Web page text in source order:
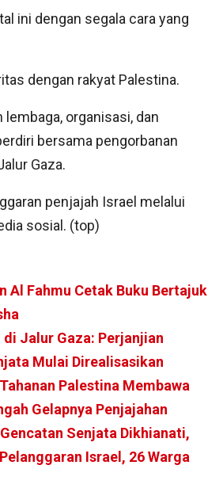
ini dengan segala cara yang
dengan rakyat Palestina.
organisasi, dan
bersama pengorbanan
Gaza.
penjajah Israel melalui
sosial. (top)
Al Fahmu Cetak Buku Bertajuk
di Jalur Gaza: Perjanjian
Mulai Direalisasikan
Palestina Membawa
Gelapnya Penjajahan
Senjata Dikhianati,
Israel, 26 Warga